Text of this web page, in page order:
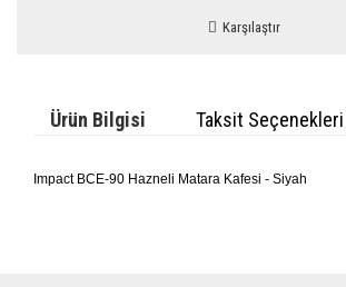
Karşılaştır
Ürün Bilgisi Taksit Seçenekleri
Impact BCE-90 Hazneli Matara Kafesi - Siyah